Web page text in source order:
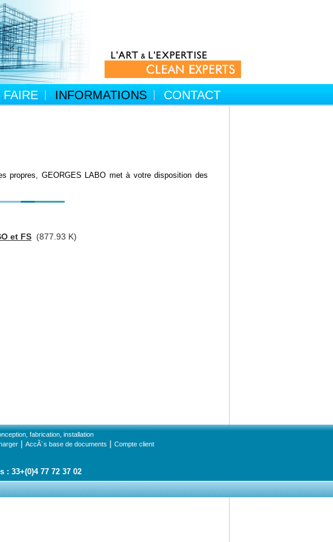
FAIRE INFORMATIONS CONTACT
propres, GEORGES LABO met à votre disposition des
et FS (877.93 K)
fabrication, installation
| AccÃ¨s base de documents | Compte client
: 33+(0)4 77 72 37 02